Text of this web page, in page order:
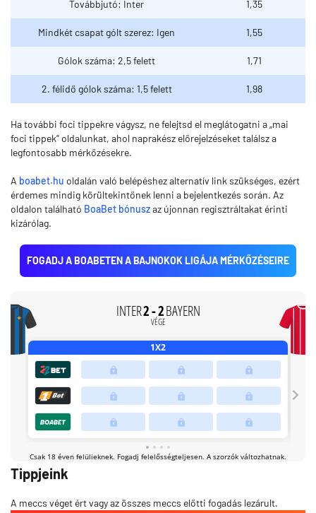
Továbbjutó: Inter 1,35
Mindkét csapat gólt szerez: Igen 1,55
Gólok száma: 2,5 felett 1,71
2. félidő gólok száma: 1,5 felett 1,98
Ha további foci tippekre vágysz, ne felejtsd el meglátogatni a „mai
foci tippek” oldalunkat, ahol naprakész előrejelzéseket találsz a
legfontosabb mérkőzésekre.
A boabet.hu oldalán való belépéshez alternatív link szükséges, ezért
érdemes mindig körültekintőnek lenni a bejelentkezés során. Az
oldalon található BoaBet bónuszaz újonnan regisztráltakat érinti
kizárólag.
FOGADJ A BOABETEN A BAJNOKOK LIGÁJA MÉRKŐZÉSEIRE
Tippjeink
A meccs véget ért vagy az összes meccs előtti fogadás lezárult.